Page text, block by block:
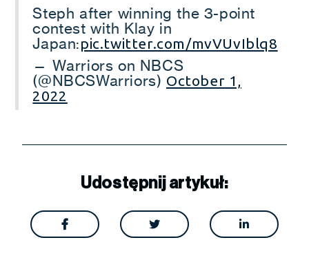
Steph after winning the 3-point
contest with Klay in
Japan:pic.twitter.com/mvVUvIblq8
— Warriors on NBCS
(@NBCSWarriors) October 1,
2022
Udostępnij artykuł:
  